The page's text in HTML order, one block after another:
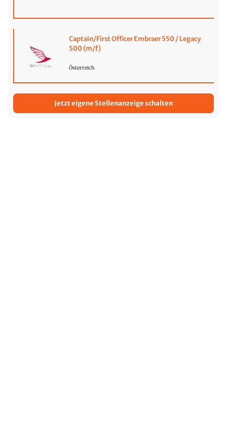
Captain/First Officer Embraer 550 / Legacy
500 (m/f)
Österreich
Jetzt eigene Stellenanzeige schalten